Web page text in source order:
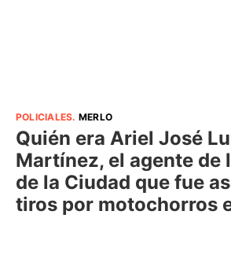
POLICIALES. MERLO
Quién era Ariel José
Martínez, el agente de
de la Ciudad que fue
tiros por motochorros